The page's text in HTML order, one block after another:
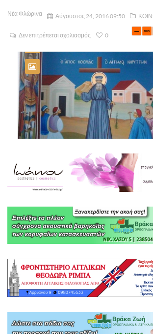
Νέα Φλώρινα Αύγουστος 24, 2016 09:50
Δεν επιτρέπεται σχολιασμός 0